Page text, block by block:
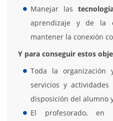
Manejar las
aprendizaje y de la
mantener la conexión
Y para conseguir estos
Toda la organización
servicios y
disposición del alumno
El profesorado, en